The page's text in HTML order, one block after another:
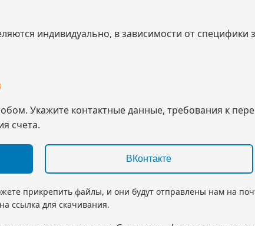
индивидуально, в зависимости от специфики
Укажите контактные данные, требования к
счета.
ВКонтакте
прикрепить файлы, и они будут отправлены нам на
ссылка для скачивания.